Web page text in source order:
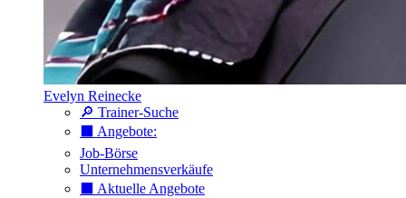
Evelyn Reinecke
🔎 Trainer-Suche
⬛️ Angebote:
Job-Börse
Unternehmensverkäufe
⬛️ Aktuelle Angebote